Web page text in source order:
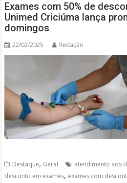
Exames com 50% de
Unimed Criciúma lança
domingos
22/02/2025 Redação
Destaque, Geral atendimento aos
desconto em exames, exames com